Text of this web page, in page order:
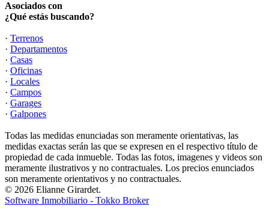
Asociados con
¿Qué estás buscando?
· Terrenos
· Departamentos
· Casas
· Oficinas
· Locales
· Campos
· Garages
· Galpones
Todas las medidas enunciadas son meramente orientativas, las
medidas exactas serán las que se expresen en el respectivo título de
propiedad de cada inmueble. Todas las fotos, imagenes y videos son
meramente ilustrativos y no contractuales. Los precios enunciados
son meramente orientativos y no contractuales.
© 2026 Elianne Girardet.
Software Inmobiliario - Tokko Broker